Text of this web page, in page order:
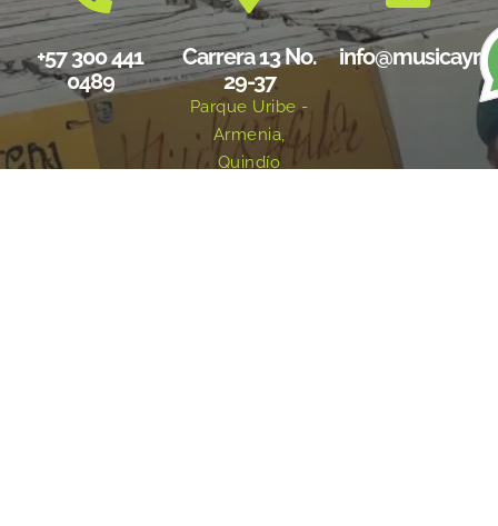
+57 300 441
0489
Carrera 13 No.
29-37
Parque Uribe -
Armenia,
Quindío